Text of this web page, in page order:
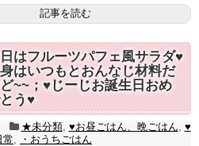
記事を読む
はフルーツパフェ風サラダ♥
はいつもとおんなじ材料だ
~~；♥じーじお誕生日おめ
う♥
★未分類, ♥お昼ごはん、晩ごはん ♥
常
・おうちごはん